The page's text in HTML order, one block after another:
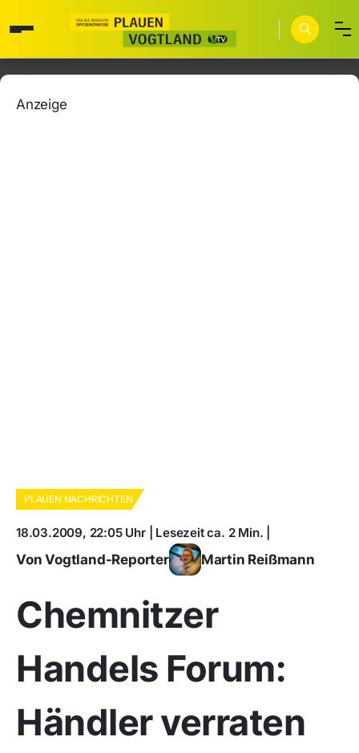
Anzeige
PLAUEN NACHRICHTEN
18.03.2009, 22:05 Uhr | Lesezeit ca. 2 Min. |
Von Vogtland-Reporter Martin Reißmann
Chemnitzer
Handels Forum:
Händler verraten